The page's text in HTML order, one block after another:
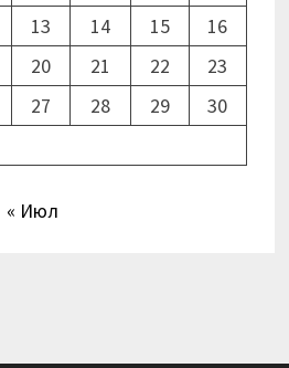
13 14 15
16
20 21 22
23
27 28 29
30
« Июл